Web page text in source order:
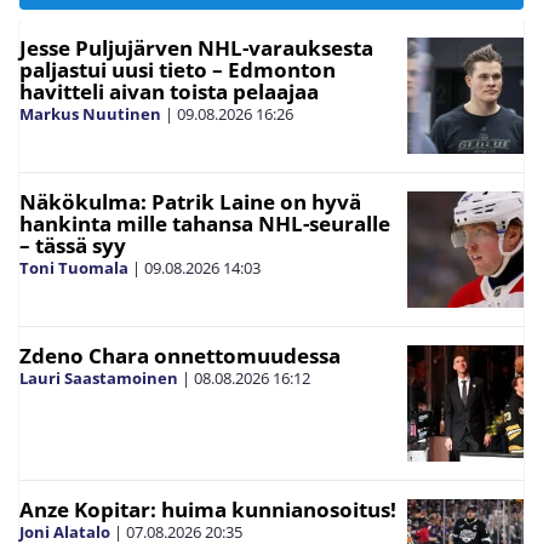
Jesse Puljujärven NHL-varauksesta
paljastui uusi tieto – Edmonton
havitteli aivan toista pelaajaa
Markus Nuutinen | 09.08.2026 16:26
Näkökulma: Patrik Laine on hyvä
hankinta mille tahansa NHL-seuralle
– tässä syy
Toni Tuomala | 09.08.2026 14:03
Zdeno Chara onnettomuudessa
Lauri Saastamoinen | 08.08.2026 16:12
Anze Kopitar: huima kunnianosoitus!
Joni Alatalo | 07.08.2026 20:35